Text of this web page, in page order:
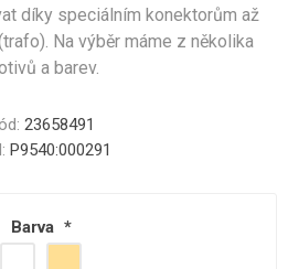
díky speciálním konektorům až
Na výběr máme z několika
a barev.
23658491
P9540:000291
Barva *